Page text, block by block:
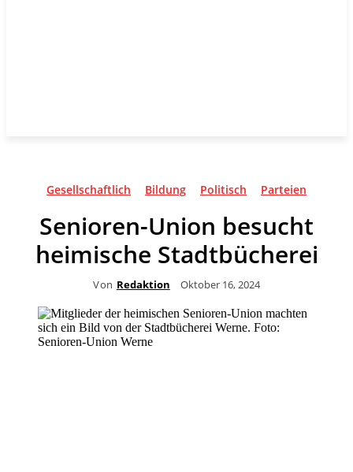
Gesellschaftlich Bildung Politisch Parteien
Senioren-Union besucht
heimische Stadtbücherei
Von Redaktion Oktober 16, 2024